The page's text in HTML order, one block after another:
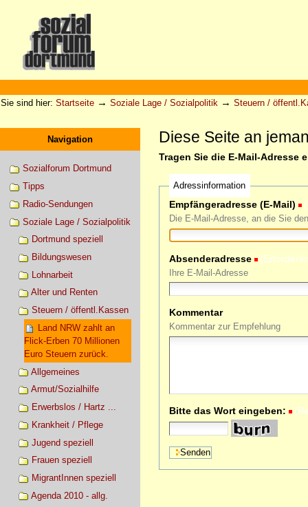
Werkzeuge
Sie sind hier: Startseite → Soziale Lage / Sozialpolitik → Steuern /
Navigation
Sozialforum Dortmund
Tipps
Radio-Sendungen
Soziale Lage / Sozialpolitik
Dortmund speziell
Bildungswesen
Lohnarbeit
Alter und Renten
Steuern / öffentl.Kassen
Land NRW zahlt an
Flick-Erben 70 Millionen
Euro Steuern zurück.
Allgemeines
Armut/Sozialhilfe
Erwerbslos / Hartz ...
Krankheit / Pflege
Jugend speziell
Frauen speziell
MigrantInnen speziell
Agenda 2010 - allg.
Diese Seite an
Tragen Sie die E-Mail-Adresse
Adressinformation
Empfängeradresse (E-Mail)
Die E-Mail-Adresse, an die Sie
Absenderadresse
Ihre E-Mail-Adresse
Kommentar
Kommentar zur Empfehlung
Bitte das Wort eingeben: